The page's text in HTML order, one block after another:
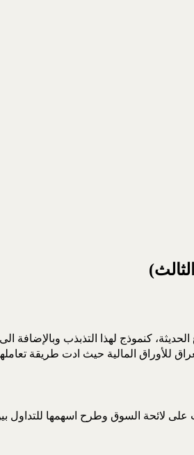
كنموذج لهذا التذبذب
للأوراق المالية حيث ادت طريقة
على لائحة السوق وطرح اسهمها للتداول